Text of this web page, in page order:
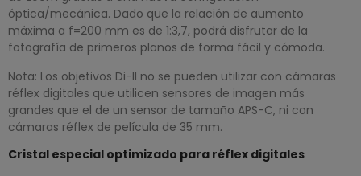
óptica/mecánica. Dado que la relación de aumento
máxima a f=200 mm es de 1:3,7, podrá disfrutar de la
fotografía de primeros planos de forma fácil y cómoda.
Nota: Los objetivos Di-II no se pueden utilizar con cámaras
réflex digitales que utilicen sensores de imagen más
grandes que el de un sensor de tamaño APS-C, ni con
cámaras réflex de película de 35 mm.
Cristal especial optimizado para réflex digitales